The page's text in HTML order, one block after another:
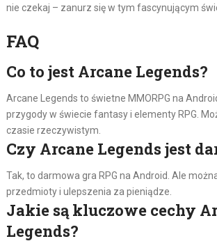
nie czekaj – zanurz się w tym fascynującym
FAQ
Co to jest Arcane Legends?
Arcane Legends to świetne MMORPG na
przygody w świecie fantasy i elementy RPG.
czasie rzeczywistym.
Czy Arcane Legends jest
Tak, to darmowa gra RPG na Android. Ale
przedmioty i ulepszenia za pieniądze.
Jakie są kluczowe cechy
Legends?